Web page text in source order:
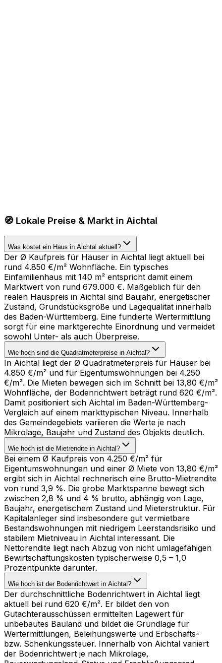
🧭 Lokale Preise & Markt in Aichtal
Was kostet ein Haus in Aichtal aktuell?
Der Ø Kaufpreis für Häuser in Aichtal liegt aktuell bei
rund 4.850 €/m² Wohnfläche. Ein typisches
Einfamilienhaus mit 140 m² entspricht damit einem
Marktwert von rund 679.000 €. Maßgeblich für den
realen Hauspreis in Aichtal sind Baujahr, energetischer
Zustand, Grundstücksgröße und Lagequalität innerhalb
des Baden-Württemberg. Eine fundierte Wertermittlung
sorgt für eine marktgerechte Einordnung und vermeidet
sowohl Unter- als auch Überpreise.
Wie hoch sind die Quadratmeterpreise in Aichtal?
In Aichtal liegt der Ø Quadratmeterpreis für Häuser bei
4.850 €/m² und für Eigentumswohnungen bei 4.250
€/m². Die Mieten bewegen sich im Schnitt bei 13,80 €/m²
Wohnfläche, der Bodenrichtwert beträgt rund 620 €/m².
Damit positioniert sich Aichtal im Baden-Württemberg-
Vergleich auf einem markttypischen Niveau. Innerhalb
des Gemeindegebiets variieren die Werte je nach
Mikrolage, Baujahr und Zustand des Objekts deutlich.
Wie hoch ist die Mietrendite in Aichtal?
Bei einem Ø Kaufpreis von 4.250 €/m² für
Eigentumswohnungen und einer Ø Miete von 13,80 €/m²
ergibt sich in Aichtal rechnerisch eine Brutto-Mietrendite
von rund 3,9 %. Die grobe Marktspanne bewegt sich
zwischen 2,8 % und 4 % brutto, abhängig von Lage,
Baujahr, energetischem Zustand und Mieterstruktur. Für
Kapitalanleger sind insbesondere gut vermietbare
Bestandswohnungen mit niedrigem Leerstandsrisiko und
stabilem Mietniveau in Aichtal interessant. Die
Nettorendite liegt nach Abzug von nicht umlagefähigen
Bewirtschaftungskosten typischerweise 0,5 – 1,0
Prozentpunkte darunter.
Wie hoch ist der Bodenrichtwert in Aichtal?
Der durchschnittliche Bodenrichtwert in Aichtal liegt
aktuell bei rund 620 €/m². Er bildet den von
Gutachterausschüssen ermittelten Lagewert für
unbebautes Bauland und bildet die Grundlage für
Wertermittlungen, Beleihungswerte und Erbschafts-
bzw. Schenkungssteuer. Innerhalb von Aichtal variiert
der Bodenrichtwert je nach Mikrolage,